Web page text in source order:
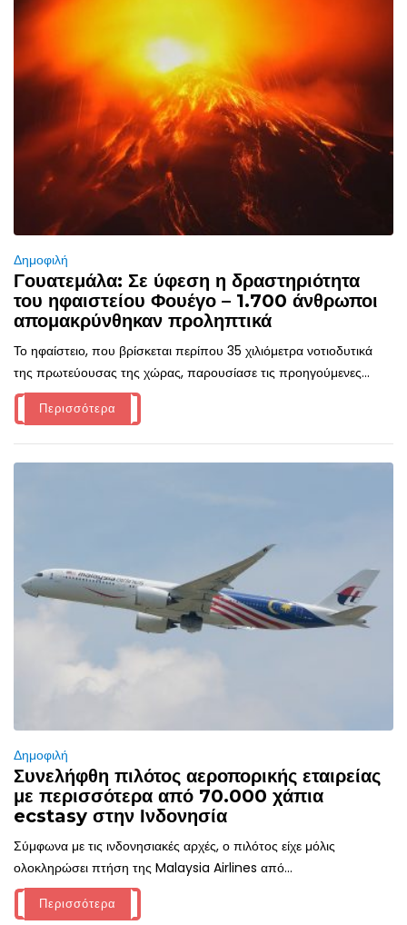
Δημοφιλή
Γουατεμάλα: Σε ύφεση η δραστηριότητα
του ηφαιστείου Φουέγο – 1.700 άνθρωποι
απομακρύνθηκαν προληπτικά
Το ηφαίστειο, που βρίσκεται περίπου 35 χιλιόμετρα νοτιοδυτικά
της πρωτεύουσας της χώρας, παρουσίασε τις προηγούμενες...
Περισσότερα
Δημοφιλή
Συνελήφθη πιλότος αεροπορικής εταιρείας
με περισσότερα από 70.000 χάπια
ecstasy στην Ινδονησία
Σύμφωνα με τις ινδονησιακές αρχές, ο πιλότος είχε μόλις
ολοκληρώσει πτήση της Malaysia Airlines από...
Περισσότερα